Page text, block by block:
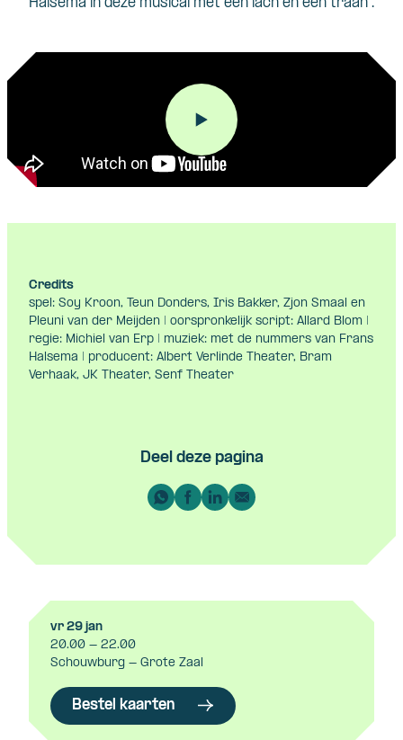
Halsema in deze musical met een lach en een traan .
Credits
spel: Soy Kroon, Teun Donders, Iris Bakker, Zjon Smaal en
Pleuni van der Meijden | oorspronkelijk script: Allard Blom |
regie: Michiel van Erp | muziek: met de nummers van Frans
Halsema | producent: Albert Verlinde Theater, Bram
Verhaak, JK Theater, Senf Theater
Deel deze pagina
vr 29 jan
20.00 - 22.00
Schouwburg - Grote Zaal
Bestel kaarten